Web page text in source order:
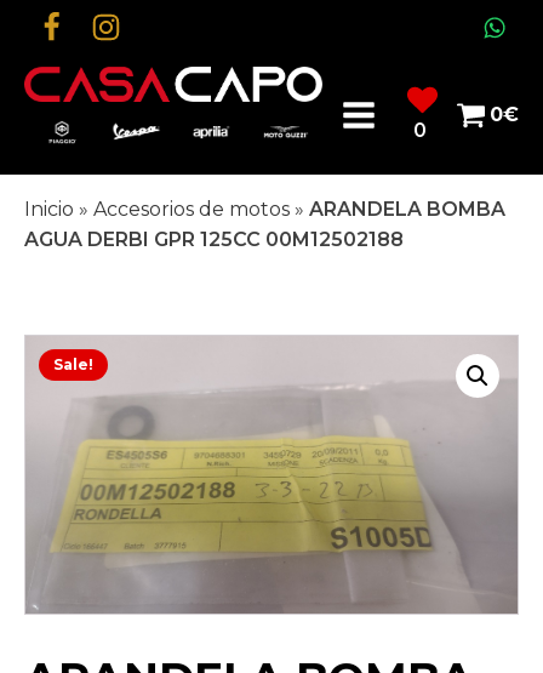
0
0€
Inicio » Accesorios de motos » ARANDELA BOMBA
AGUA DERBI GPR 125CC 00M12502188
Sale!